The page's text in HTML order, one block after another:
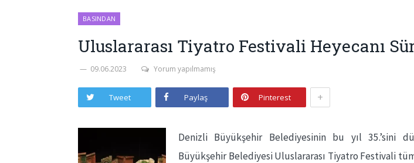
BASINDAN
Uluslararası Tiyatro Festivali Heyecanı
09.06.2023 Yorum yapılmamış
Tweet Paylaş Pinterest +
Denizli Büyükşehir Belediyesinin bu yıl 35.’sini
Büyükşehir Belediyesi Uluslararası Tiyatro Festivali